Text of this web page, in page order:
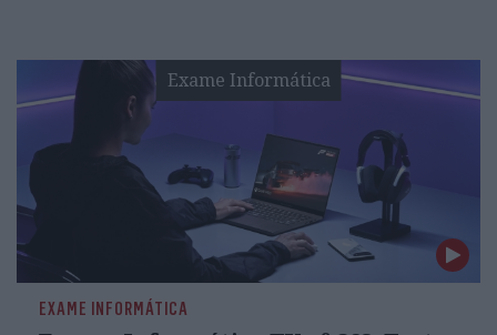
Exame Informática
EXAME INFORMÁTICA